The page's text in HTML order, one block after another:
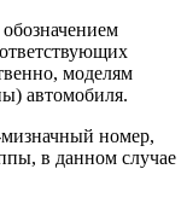
моделям
автомобиля.
номер,
в данном случае